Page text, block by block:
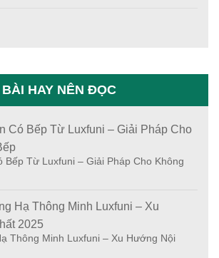
BÀI HAY NÊN ĐỌC
Bếp Từ Luxfuni – Giải Pháp Cho Không
Thông Minh Luxfuni – Xu Hướng Nội